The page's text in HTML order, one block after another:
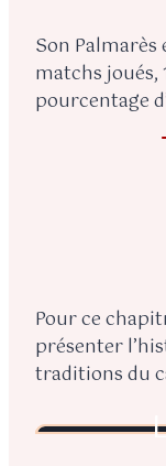
Son Palmarès
matchs joués,
pourcentage
Pour ce
présenter
traditions du